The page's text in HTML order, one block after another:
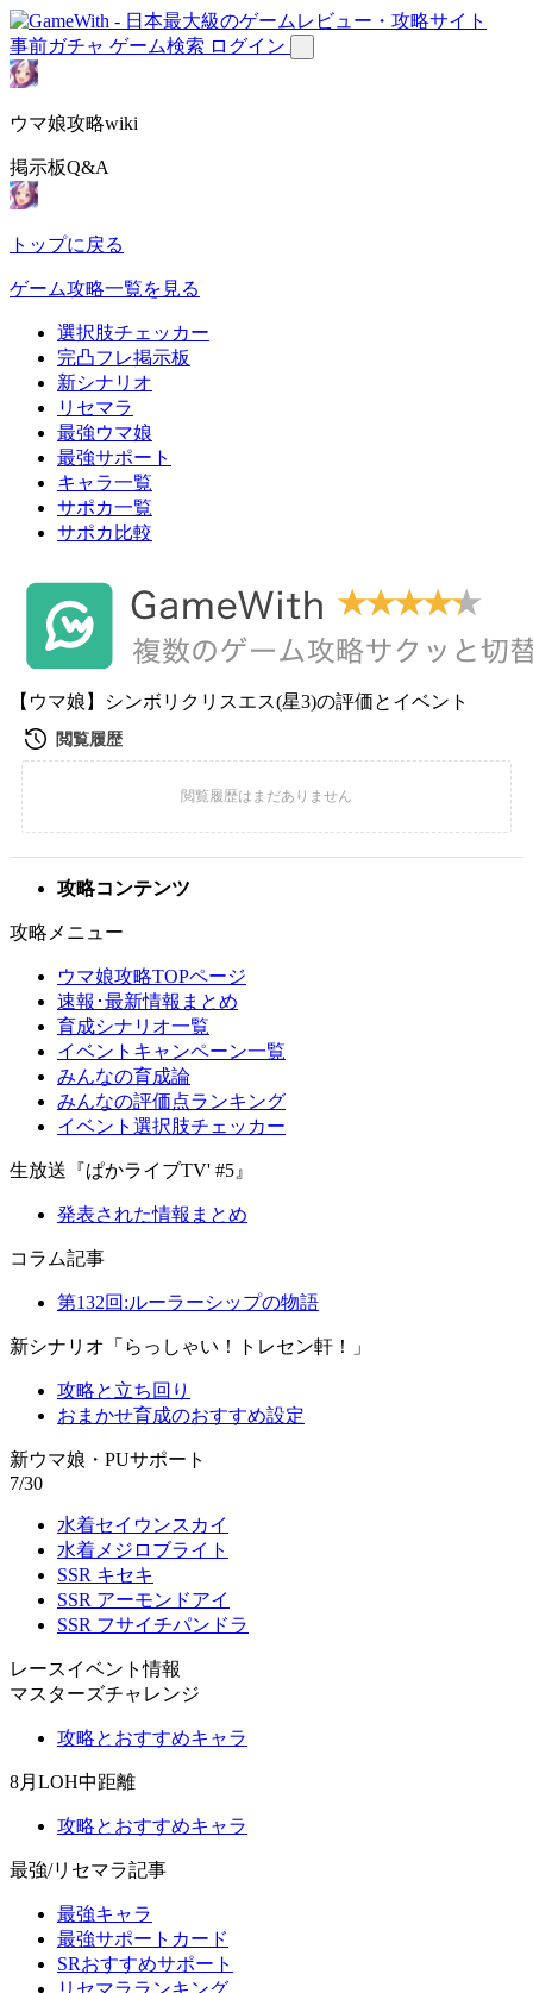
事前ガチャ ゲーム検索 ログイン
ウマ娘攻略wiki
掲示板Q&A
トップに戻る
ゲーム攻略一覧を見る
選択肢チェッカー
完凸フレ掲示板
新シナリオ
リセマラ
最強ウマ娘
最強サポート
キャラ一覧
サポカ一覧
サポカ比較
【ウマ娘】シンボリクリスエス(星3)の評価とイベント
攻略コンテンツ
攻略メニュー
ウマ娘攻略TOPページ
速報･最新情報まとめ
育成シナリオ一覧
イベントキャンペーン一覧
みんなの育成論
みんなの評価点ランキング
イベント選択肢チェッカー
生放送『ぱかライブTV' #5』
発表された情報まとめ
コラム記事
第132回:ルーラーシップの物語
新シナリオ「らっしゃい！トレセン軒！」
攻略と立ち回り
おまかせ育成のおすすめ設定
新ウマ娘・PUサポート
7/30
水着セイウンスカイ
水着メジロブライト
SSR キセキ
SSR アーモンドアイ
SSR フサイチパンドラ
レースイベント情報
マスターズチャレンジ
攻略とおすすめキャラ
8月LOH中距離
攻略とおすすめキャラ
最強/リセマラ記事
最強キャラ
最強サポートカード
SRおすすめサポート
リセマラランキング